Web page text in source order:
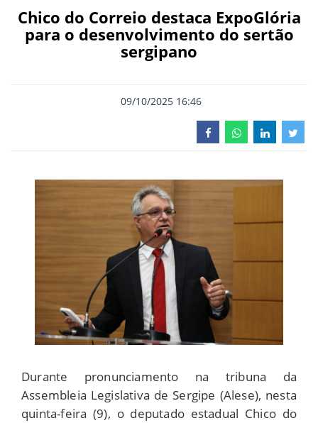
Chico do Correio destaca ExpoGlória
para o desenvolvimento do sertão
sergipano
09/10/2025 16:46
Durante pronunciamento na tribuna da
Assembleia Legislativa de Sergipe (Alese), nesta
quinta-feira (9), o deputado estadual Chico do